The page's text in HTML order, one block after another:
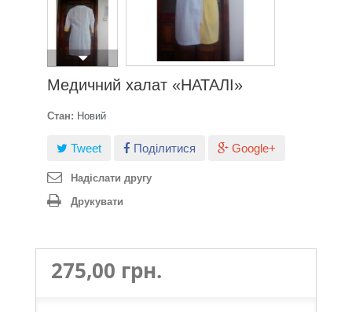
Медичний халат «НАТАЛІ»
Стан: Новий
Tweet Поділитися Google+
Надіслати другу
Друкувати
275,00 грн.